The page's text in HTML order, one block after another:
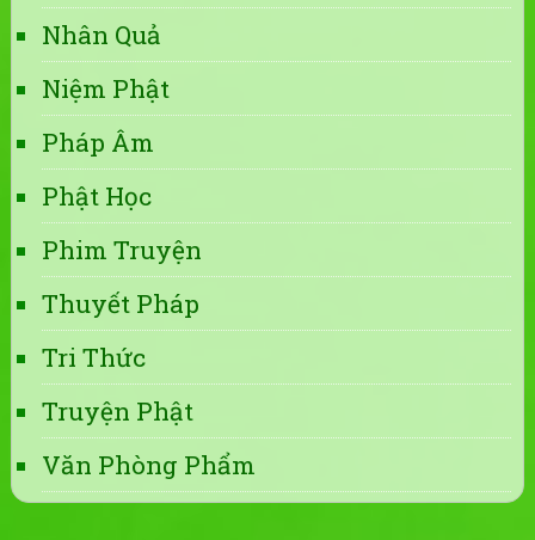
Nhân Quả
Niệm Phật
Pháp Âm
Phật Học
Phim Truyện
Thuyết Pháp
Tri Thức
Truyện Phật
Văn Phòng Phẩm